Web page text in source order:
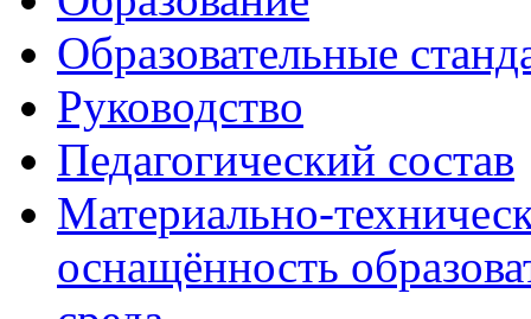
Образовательные
Руководство
Педагогический состав
Материально-
оснащённость